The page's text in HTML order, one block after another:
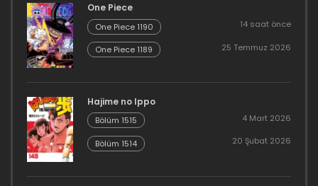
One Piece
One Piece 1190 14 saat önce
One Piece 1189 25 Temmuz 2026
Hajime no Ippo
Bölüm 1515 4 Mart 2026
Bölüm 1514 20 Şubat 2026